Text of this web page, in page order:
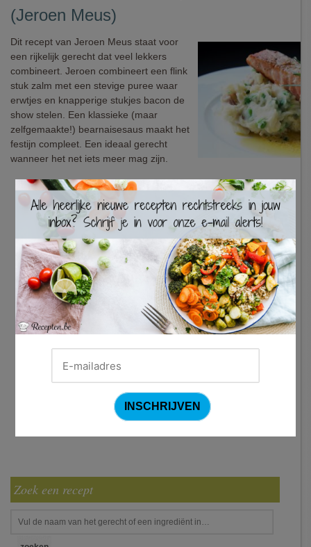
(Jeroen Meus)
Dit recept van Jeroen Meus staat voor
een rijkelijk gerecht dat veel lekkers
combineert. Jeroen combineert een flink
stuk zalm met een stevige puree waar
erwtjes en knapperige stukjes bacon de
show stelen. Een klassieke (maar
zelfgemaakte!) bearnaisesaus maakt het
festijn compleet. Een ideaal gerecht
wanneer het net iets meer mag zijn.
Zoek een recept
×